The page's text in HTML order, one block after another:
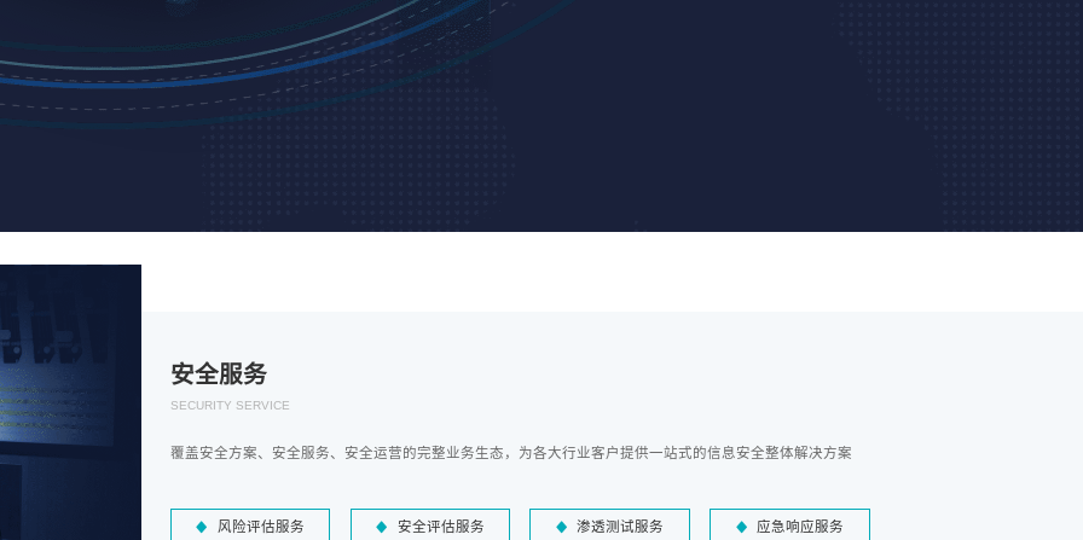
安全服务
SECURITY SERVICE
覆盖安全方案、安全服务、安全运营的完整业务生态，为各大行业客户提供一站式的信息安全整体解决方案
风险评估服务 安全评估服务 渗透测试服务 应急响应服务